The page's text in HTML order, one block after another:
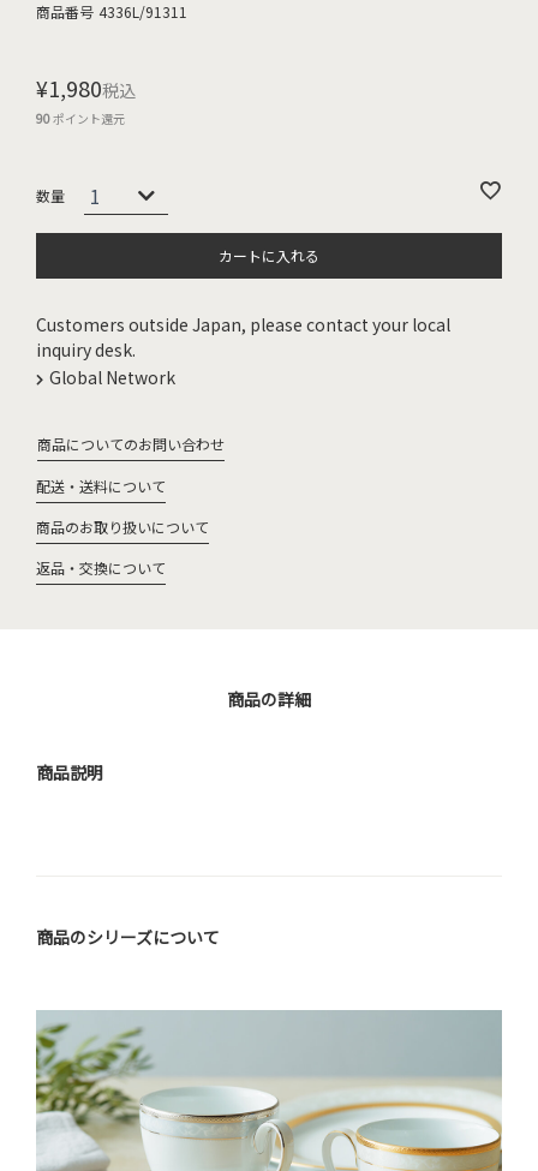
商品番号 4336L/91311
¥1,980税込
90ポイント還元
カートに入れる
Customers outside Japan, please contact your local
inquiry desk.
Global Network
商品についてのお問い合わせ
配送・送料について
商品のお取り扱いについて
返品・交換について
商品の詳細
商品説明
商品のシリーズについて